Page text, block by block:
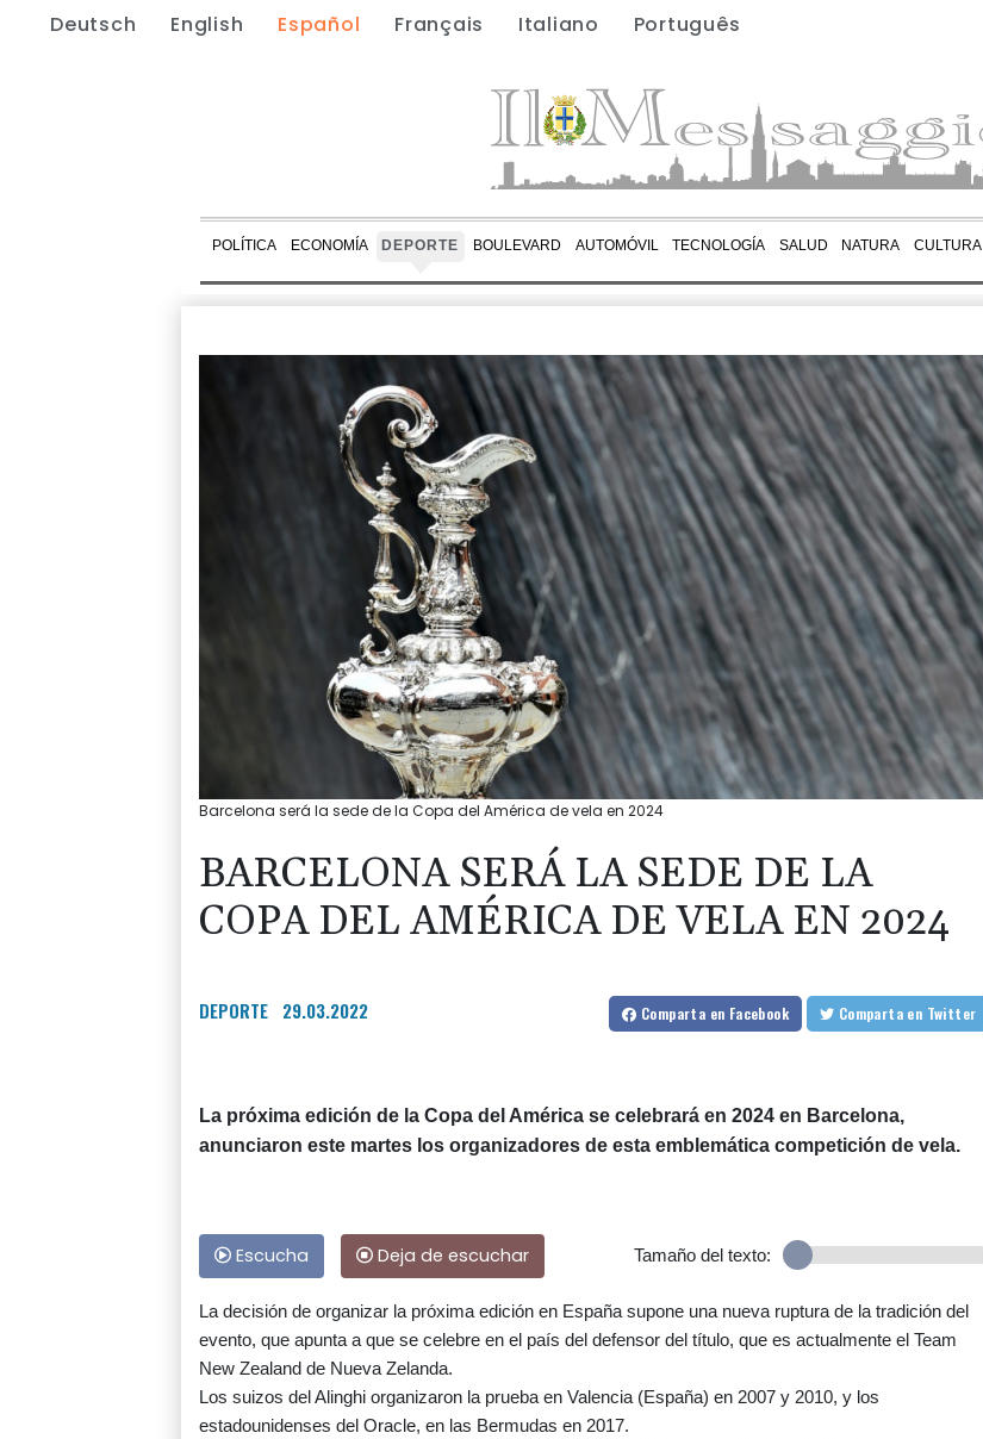
Deutsch English Español Français Italiano Português
POLÍTICA ECONOMÍA DEPORTE BOULEVARD AUTOMÓVIL TECNOLOGÍA SALUD NATURA CULTURA
Barcelona será la sede de la Copa del América de vela en 2024
BARCELONA SERÁ LA SEDE DE LA
COPA DEL AMÉRICA DE VELA EN 2024
DEPORTE 29.03.2022 Comparta en Facebook Comparta en Twitter
La próxima edición de la Copa del América se celebrará en 2024 en Barcelona,
anunciaron este martes los organizadores de esta emblemática competición de vela.
Escucha Deja de escuchar Tamaño del texto:
La decisión de organizar la próxima edición en España supone una nueva ruptura de la tradición del
evento, que apunta a que se celebre en el país del defensor del título, que es actualmente el Team
New Zealand de Nueva Zelanda.
Los suizos del Alinghi organizaron la prueba en Valencia (España) en 2007 y 2010, y los
estadounidenses del Oracle, en las Bermudas en 2017.